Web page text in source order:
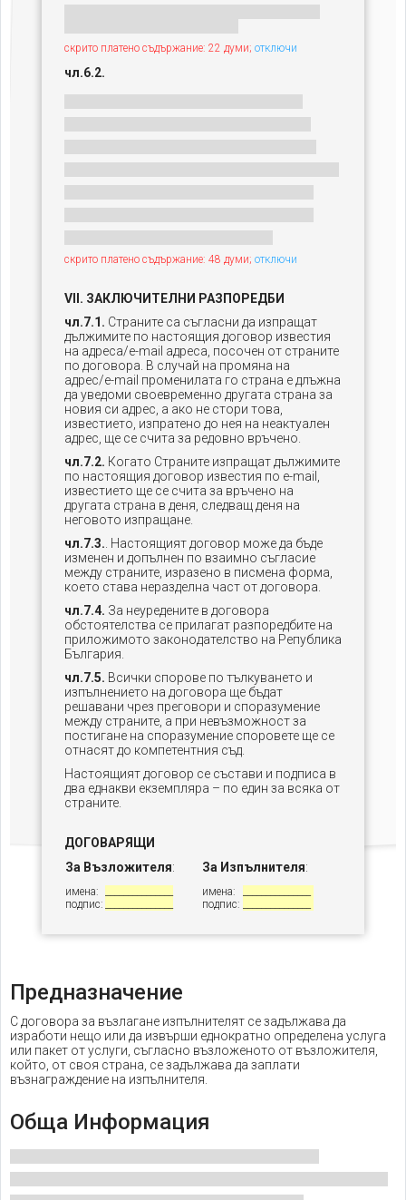
скрито платено съдържание: 22 думи; отключи
чл.6.2.
скрито платено съдържание: 48 думи; отключи
VII. ЗАКЛЮЧИТЕЛНИ РАЗПОРЕДБИ
чл.7.1. Страните са съгласни да изпращат
дължимите по настоящия договор известия
на адреса/e-mail адреса, посочен от страните
по договора. В случай на промяна на
адрес/e-mail променилата го страна е длъжна
да уведоми своевременно другата страна за
новия си адрес, а ако не стори това,
известието, изпратено до нея на неактуален
адрес, ще се счита за редовно връчено.
чл.7.2. Когато Страните изпращат дължимите
по настоящия договор известия по e-mail,
известието ще се счита за връчено на
другата страна в деня, следващ деня на
неговото изпращане.
чл.7.3.. Настоящият договор може да бъде
изменен и допълнен по взаимно съгласие
между страните, изразено в писмена форма,
което става неразделна част от договора.
чл.7.4. За неуредените в договора
обстоятелства се прилагат разпоредбите на
приложимото законодателство на Република
България.
чл.7.5. Всички спорове по тълкуването и
изпълнението на договора ще бъдат
решавани чрез преговори и споразумение
между страните, а при невъзможност за
постигане на споразумение споровете ще се
отнасят до компетентния съд.
Настоящият договор се състави и подписа в
два еднакви екземпляра – по един за всяка от
страните.
ДОГОВАРЯЩИ
За Възложителя: За Изпълнителя:
имена:
подпис:
имена:
подпис:
Предназначение
С договора за възлагане изпълнителят се задължава да
изработи нещо или да извърши еднократно определена услуга
или пакет от услуги, съгласно възложеното от възложителя,
който, от своя страна, се задължава да заплати
възнаграждение на изпълнителя.
Обща Информация